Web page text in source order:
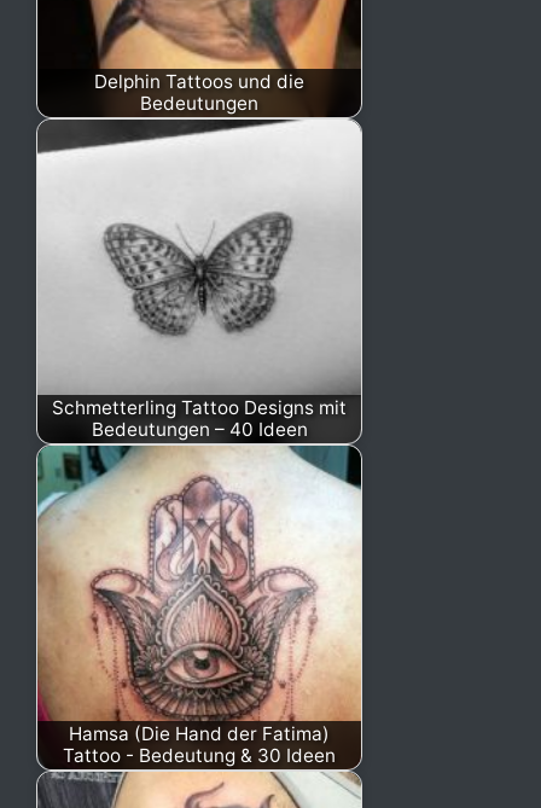
Delphin Tattoos und die
Bedeutungen
Schmetterling Tattoo Designs mit
Bedeutungen – 40 Ideen
Hamsa (Die Hand der Fatima)
Tattoo - Bedeutung & 30 Ideen